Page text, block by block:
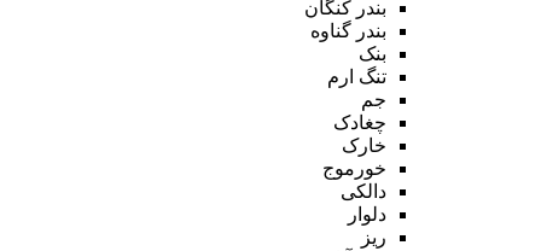
بندر کنگان
بندر گناوه
بنک
تنگ ارم
جم
چغادک
خارک
خورموج
دالکی
دلوار
ریز